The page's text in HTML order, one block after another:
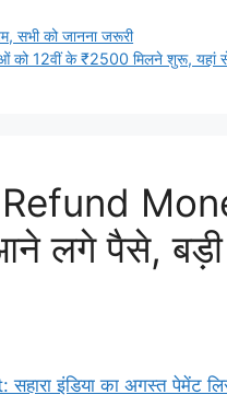
सभी को जानना जरूरी
12वीं के ₹2500 मिलने शुरू, यहां
लगे पैसे,
इंडिया का अगस्त पेमेंट